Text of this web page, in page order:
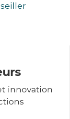
innovation